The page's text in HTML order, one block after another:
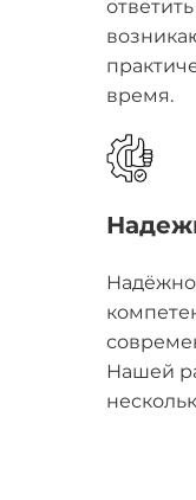
время.
Нашей